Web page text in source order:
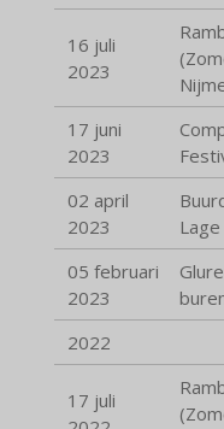
16 juli
2023
17 juni
2023
02 april
2023
05 februari
2023
2022
17 juli